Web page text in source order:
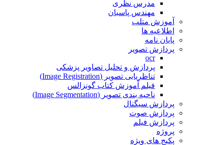
مدرس نظری
مهندس پاسبان
آموزش متلب
اطلاعیه ها
پایان نامه
پردازش تصویر
ocr
پردازش و تحلیل تصاویر پزشکی
تناظریابی تصویر (Image Registration)
فیلم آموزش کتاب گونزالس
ناحیه بندی تصویر (Image Segmentation)
پردازش سیگنال
پردازش صوت
پردازش فیلم
پروژه
پکیج های ویژه